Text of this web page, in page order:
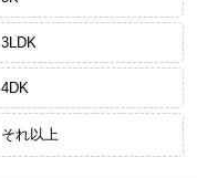
3LDK
4DK
それ以上